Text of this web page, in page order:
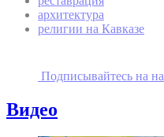
архитектура
религии на Кавказе
Подписывайтесь на
Видео